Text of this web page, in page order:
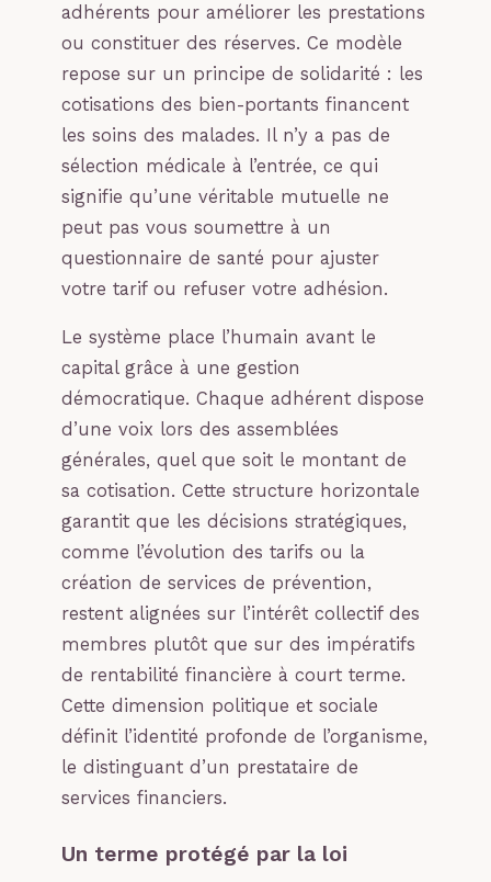
adhérents pour améliorer les prestations
ou constituer des réserves. Ce modèle
repose sur un principe de solidarité : les
cotisations des bien-portants financent
les soins des malades. Il n’y a pas de
sélection médicale à l’entrée, ce qui
signifie qu’une véritable mutuelle ne
peut pas vous soumettre à un
questionnaire de santé pour ajuster
votre tarif ou refuser votre adhésion.
Le système place l’humain avant le
capital grâce à une gestion
démocratique. Chaque adhérent dispose
d’une voix lors des assemblées
générales, quel que soit le montant de
sa cotisation. Cette structure horizontale
garantit que les décisions stratégiques,
comme l’évolution des tarifs ou la
création de services de prévention,
restent alignées sur l’intérêt collectif des
membres plutôt que sur des impératifs
de rentabilité financière à court terme.
Cette dimension politique et sociale
définit l’identité profonde de l’organisme,
le distinguant d’un prestataire de
services financiers.
Un terme protégé par la loi